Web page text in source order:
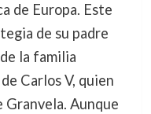
de Europa. Este
de su padre
la familia
Carlos V, quien
Granvela. Aunque